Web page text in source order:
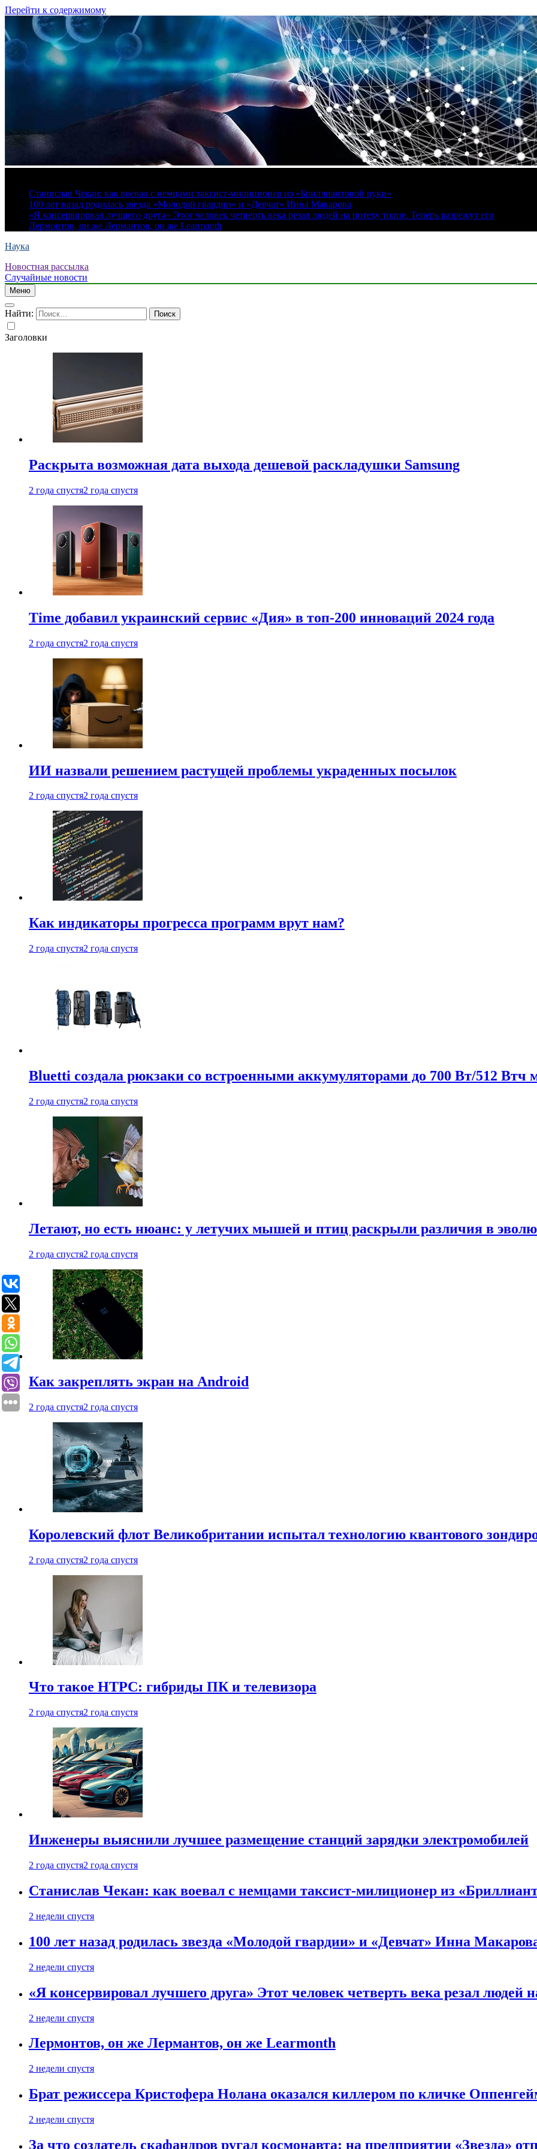
Перейти к содержимому
Станислав Чекан: как воевал с немцами таксист-милиционер из «Бриллиантовой руки»
100 лет назад родилась звезда «Молодой гвардии» и «Девчат» Инна Макарова
«Я консервировал лучшего друга» Этот человек четверть века резал людей на потеху толпе. Теперь разрежут его
Лермонтов, он же Лермантов, он же Learmonth
Наука
Новостная рассылка
Случайные новости
Меню
Найти:
Заголовки
Раскрыта возможная дата выхода дешевой раскладушки Samsung
2 года спустя2 года спустя
Time добавил украинский сервис «Дия» в топ-200 инноваций 2024 года
2 года спустя2 года спустя
ИИ назвали решением растущей проблемы украденных посылок
2 года спустя2 года спустя
Как индикаторы прогресса программ врут нам?
2 года спустя2 года спустя
Bluetti создала рюкзаки со встроенными аккумуляторами до 700 Вт/512 Втч
2 года спустя2 года спустя
Летают, но есть нюанс: у летучих мышей и птиц раскрыли различия в
2 года спустя2 года спустя
Как закреплять экран на Android
2 года спустя2 года спустя
Королевский флот Великобритании испытал технологию квантового
2 года спустя2 года спустя
Что такое HTPC: гибриды ПК и телевизора
2 года спустя2 года спустя
Инженеры выяснили лучшее размещение станций зарядки электромобилей
2 года спустя2 года спустя
Станислав Чекан: как воевал с немцами таксист-милиционер из
2 недели спустя
100 лет назад родилась звезда «Молодой гвардии» и «Девчат» Инна
2 недели спустя
«Я консервировал лучшего друга» Этот человек четверть века резал людей
2 недели спустя
Лермонтов, он же Лермантов, он же Learmonth
2 недели спустя
Брат режиссера Кристофера Нолана оказался киллером по кличке
2 недели спустя
За что создатель скафандров ругал космонавта: на предприятии «Звезда»